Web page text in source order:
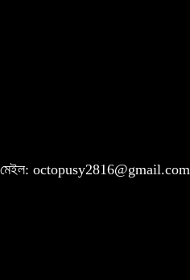
মেইল: octopusy2816@gmail.com